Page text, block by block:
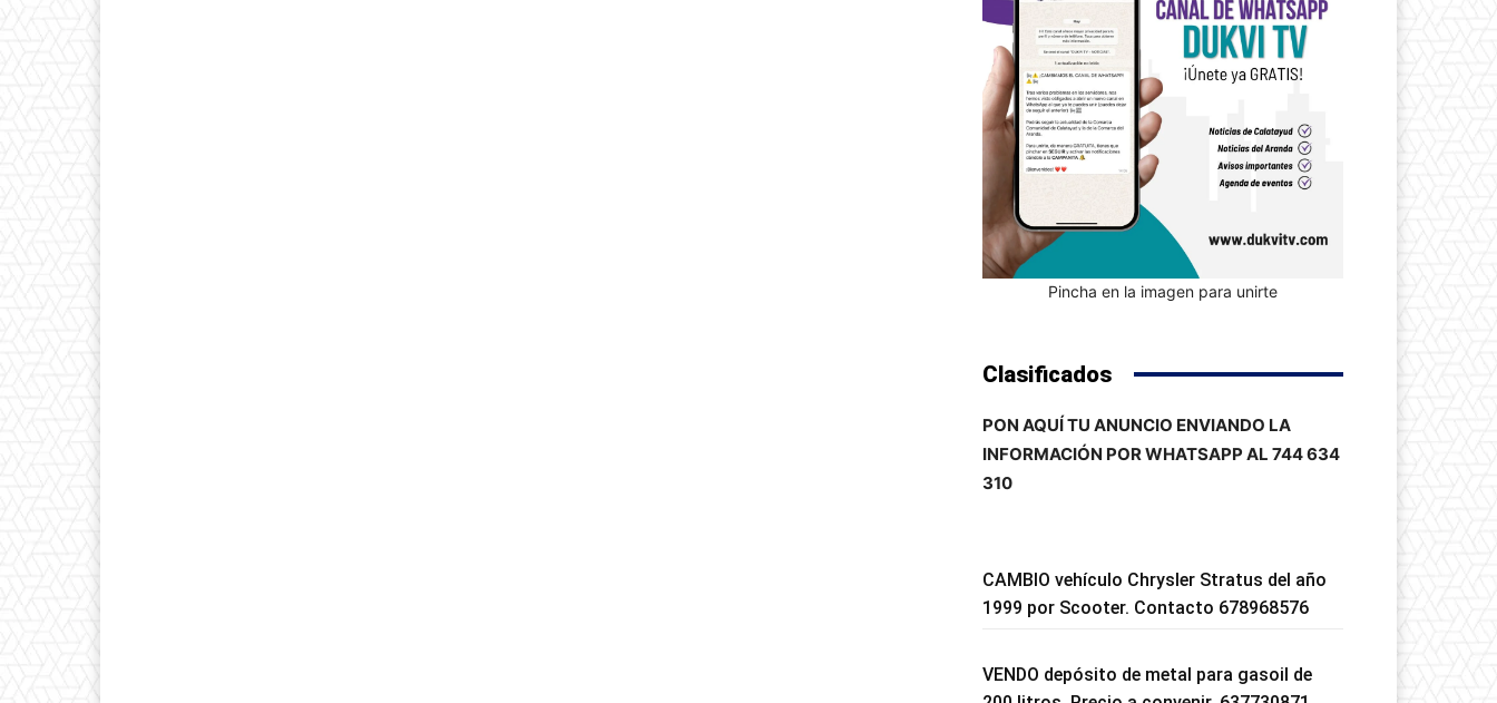
Pincha en la imagen para unirte
Clasificados
PON AQUÍ TU ANUNCIO ENVIANDO LA
INFORMACIÓN POR WHATSAPP AL 744 634
310
CAMBIO vehículo Chrysler Stratus del año
1999 por Scooter. Contacto 678968576
VENDO depósito de metal para gasoil de